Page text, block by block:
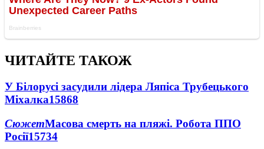
ЧИТАЙТЕ ТАКОЖ
У Білорусі засудили лідера Ляпіса Трубецького
Міхалка15868
СюжетМасова смерть на пляжі. Робота ППО
Росії15734